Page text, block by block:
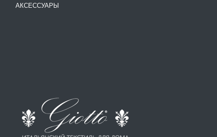
АКСЕССУАРЫ